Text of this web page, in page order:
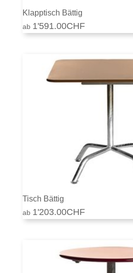
Klapptisch Bättig
1'591.00CHF
Tisch Bättig
1'203.00CHF